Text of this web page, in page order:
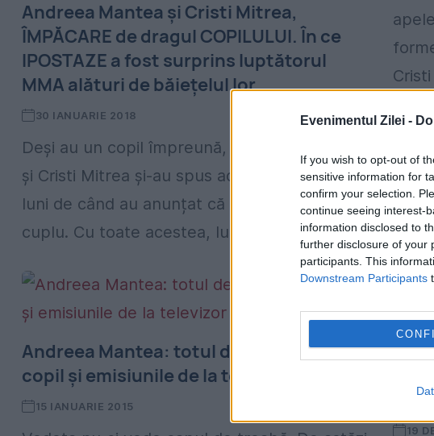
Evenimentul Zilei -
If you wish to opt-out of
sensitive information for
confirm your selection.
continue seeing interest-
information disclosed to
further disclosure of your
participants. This
Downstream Participants
Andreea Mantea și Cristi Mitrea,
ÎMPĂCARE de dragul COPILULUI. În ce
IPOSTAZE a fost surprins luptătorul
MMA alături de băiețelul lor
30 IANUARIE 2018
Deși au un copil împreună, Andreea Mantea
și Cristi Mitrea și-au spus adio la doar câteva
luni de când au anunțat că formează un
cuplu. Cu toate acestea, lucrurile merg...
Andreea Mantea: totul despre nuntă,
copil și emisiunile de la televizor
15 IANUARIE 2015
19